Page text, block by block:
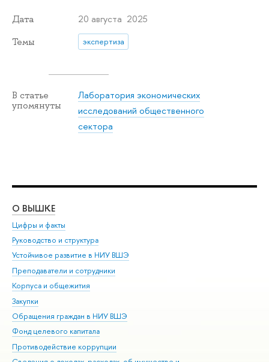
Дата 20 августа 2025
Темы экспертиза
В статье
упомянуты
Лаборатория экономических
исследований общественного
сектора
О ВЫШКЕ
Цифры и факты
Руководство и структура
Устойчивое развитие в НИУ ВШЭ
Преподаватели и сотрудники
Корпуса и общежития
Закупки
Обращения граждан в НИУ ВШЭ
Фонд целевого капитала
Противодействие коррупции